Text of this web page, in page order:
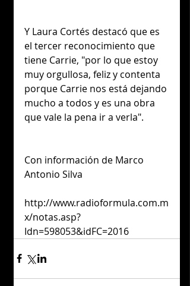
Y Laura Cortés destacó que es
el tercer reconocimiento que
tiene Carrie, "por lo que estoy
muy orgullosa, feliz y contenta
porque Carrie nos está dejando
mucho a todos y es una obra
que vale la pena ir a verla".
Con información de Marco
Antonio Silva
http://www.radioformula.com.m
x/notas.asp?
Idn=598053&idFC=2016